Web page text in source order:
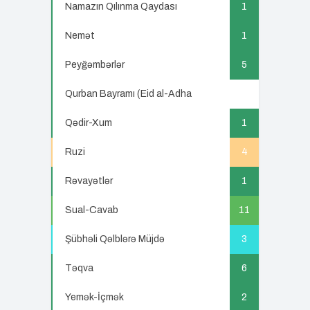
Namazın Qılınma Qaydası 1
Nemət 1
Peyğəmbərlər 5
Qurban Bayramı (Eid al-Adha
Qədir-Xum 1
Ruzi 4
Rəvayətlər 1
Sual-Cavab 11
Şübhəli Qəlblərə Müjdə 3
Təqva 6
Yemək-İçmək 2